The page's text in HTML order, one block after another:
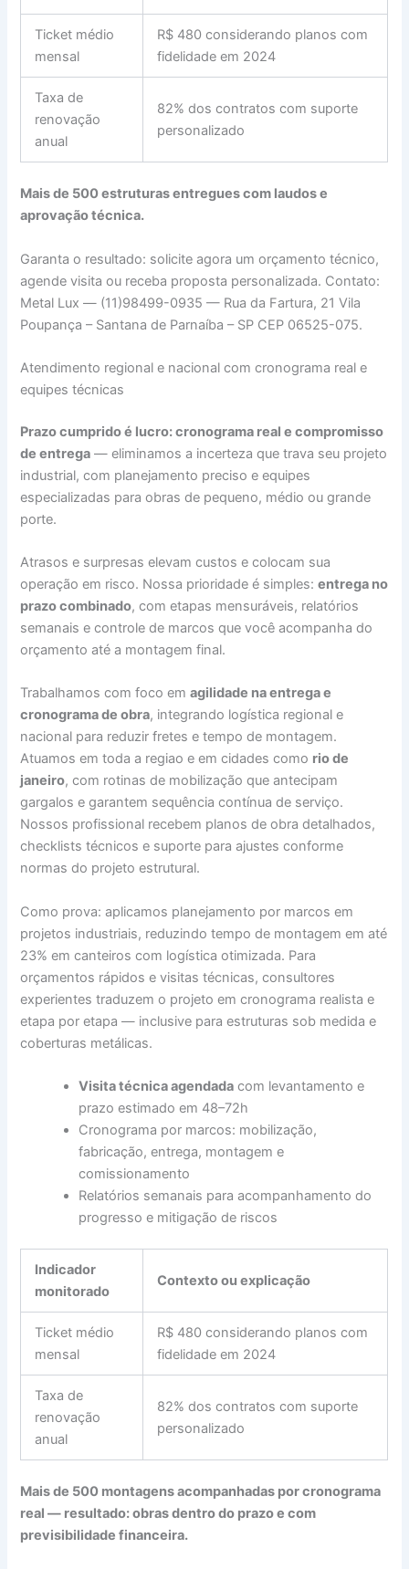
Ticket médio
mensal
R$ 480 considerando planos com
fidelidade em 2024
Taxa de
renovação
anual
82% dos contratos com suporte
personalizado
Mais de 500 estruturas entregues com laudos e
aprovação técnica.
Garanta o resultado: solicite agora um orçamento técnico,
agende visita ou receba proposta personalizada. Contato:
Metal Lux — (11)98499-0935 — Rua da Fartura, 21 Vila
Poupança – Santana de Parnaíba – SP CEP 06525-075.
Atendimento regional e nacional com cronograma real e
equipes técnicas
Prazo cumprido é lucro: cronograma real e compromisso
de entrega — eliminamos a incerteza que trava seu projeto
industrial, com planejamento preciso e equipes
especializadas para obras de pequeno, médio ou grande
porte.
Atrasos e surpresas elevam custos e colocam sua
operação em risco. Nossa prioridade é simples:entrega no
prazo combinado, com etapas mensuráveis, relatórios
semanais e controle de marcos que você acompanha do
orçamento até a montagem final.
Trabalhamos com foco emagilidade na entrega e
cronograma de obra, integrando logística regional e
nacional para reduzir fretes e tempo de montagem.
Atuamos em toda a regiao e em cidades como rio de
janeiro, com rotinas de mobilização que antecipam
gargalos e garantem sequência contínua de serviço.
Nossos profissional recebem planos de obra detalhados,
checklists técnicos e suporte para ajustes conforme
normas do projeto estrutural.
Como prova: aplicamos planejamento por marcos em
projetos industriais, reduzindo tempo de montagem em até
23% em canteiros com logística otimizada. Para
orçamentos rápidos e visitas técnicas, consultores
experientes traduzem o projeto em cronograma realista e
etapa por etapa — inclusive para estruturas sob medida e
coberturas metálicas.
Visita técnica agendada com levantamento e
prazo estimado em 48–72h
Cronograma por marcos: mobilização,
fabricação, entrega, montagem e
comissionamento
Relatórios semanais para acompanhamento do
progresso e mitigação de riscos
Indicador
monitorado
Contexto ou explicação
Ticket médio
mensal
R$ 480 considerando planos com
fidelidade em 2024
Taxa de
renovação
anual
82% dos contratos com suporte
personalizado
Mais de 500 montagens acompanhadas por cronograma
real — resultado: obras dentro do prazo e com
previsibilidade financeira.